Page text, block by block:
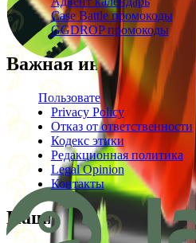
Case Battle промокоды
GGDROP промокоды
Важная информация
Пользовательское соглашение
Privacy Policy
Отказ от ответственности
Кодекс этики
Редакционная политика
Legal Opinion
Контакты
Наши режимы